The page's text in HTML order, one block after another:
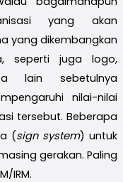
yang akan
yang dikembangkan
seperti juga logo,
lain sebetulnya
nilai-nilai
tersebut. Beberapa
(sign system) untuk
gerakan. Paling
IRM.